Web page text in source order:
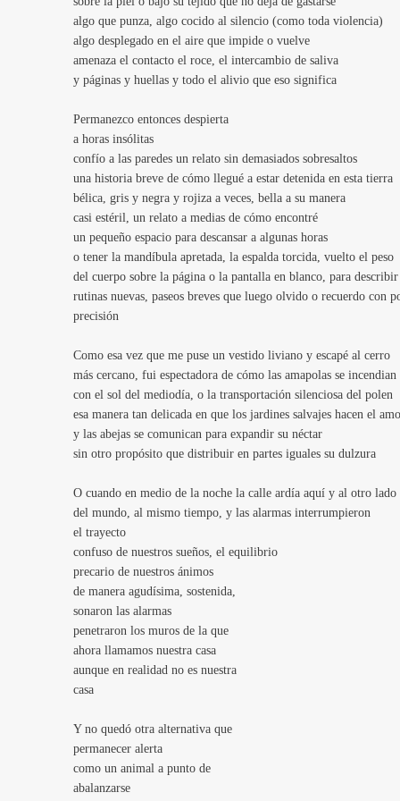
algo que punza, algo cocido al silencio (como toda violencia)
algo desplegado en el aire que impide o vuelve
amenaza el contacto el roce, el intercambio de saliva
y páginas y huellas y todo el alivio que eso significa
Permanezco entonces despierta
a horas insólitas
confío a las paredes un relato sin demasiados sobresaltos
una historia breve de cómo llegué a estar detenida en esta tierra
bélica, gris y negra y rojiza a veces, bella a su manera
casi estéril, un relato a medias de cómo encontré
un pequeño espacio para descansar a algunas horas
o tener la mandíbula apretada, la espalda torcida, vuelto el peso
del cuerpo sobre la página o la pantalla en blanco, para describir
rutinas nuevas, paseos breves que luego olvido o recuerdo con
precisión
Como esa vez que me puse un vestido liviano y escapé al cerro
más cercano, fui espectadora de cómo las amapolas se incendian
con el sol del mediodía, o la transportación silenciosa del polen
esa manera tan delicada en que los jardines salvajes hacen el
y las abejas se comunican para expandir su néctar
sin otro propósito que distribuir en partes iguales su dulzura
O cuando en medio de la noche la calle ardía aquí y al otro lado
del mundo, al mismo tiempo, y las alarmas interrumpieron
el trayecto
confuso de nuestros sueños, el equilibrio
precario de nuestros ánimos
de manera agudísima, sostenida,
sonaron las alarmas
penetraron los muros de la que
ahora llamamos nuestra casa
aunque en realidad no es nuestra
casa
Y no quedó otra alternativa que
permanecer alerta
como un animal a punto de
abalanzarse